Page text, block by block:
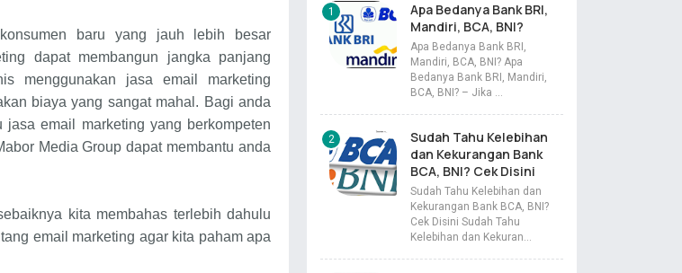
baru yang jauh lebih besar
dapat membangun jangka panjang
menggunakan jasa email marketing
biaya yang sangat mahal. Bagi anda
email marketing yang berkompeten
Media Group dapat membantu anda
kita membahas terlebih dahulu
email marketing agar kita paham apa
Apa Bedanya Bank BRI,
Mandiri, BCA, BNI?
Apa Bedanya Bank BRI,
Mandiri, BCA, BNI? Apa
Bedanya Bank BRI, Mandiri,
BCA, BNI? – Jika …
Sudah Tahu Kelebihan
dan Kekurangan Bank
BCA, BNI? Cek Disini
Sudah Tahu Kelebihan dan
Kekurangan Bank BCA, BNI?
Cek Disini Sudah Tahu
Kelebihan dan Kekuran…